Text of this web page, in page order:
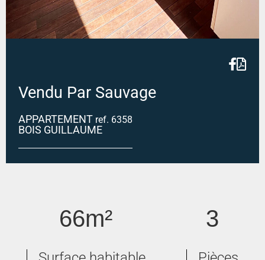
Vendu Par Sauvage
APPARTEMENT ref. 6358
BOIS GUILLAUME
66m² 3